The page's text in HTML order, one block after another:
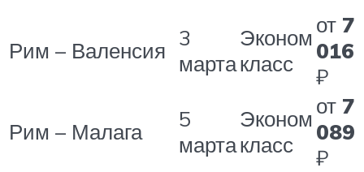
Рим – Валенсия 3
марта
Эконом
класс
от 7
016
₽
Рим – Малага
5
марта
Эконом
класс
от 7
089
₽